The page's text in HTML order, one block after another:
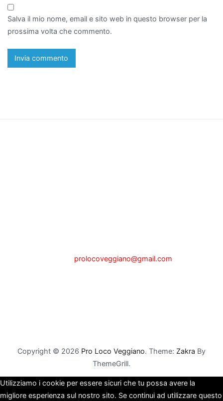
Salva il mio nome, email e sito web in questo browser per la
prossima volta che commento.
prolocoveggiano@gmail.com
Copyright © 2026 Pro Loco Veggiano. Theme: Zakra By
ThemeGrill.
Utilizziamo i cookie per essere sicuri che tu possa avere la
migliore esperienza sul nostro sito. Se continui ad utilizzare questo